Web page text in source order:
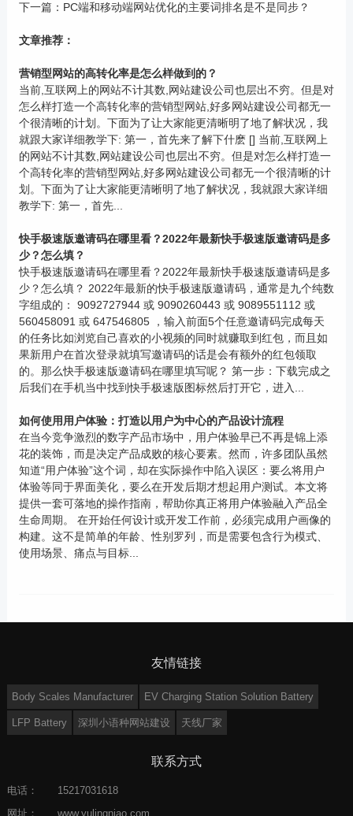
下一篇： PC端和移动端网站优化的主要词排名是不是同步？
文章推荐：
营销型网站的高转化率是怎么样做到的？
当前,互联网上的网站不计其数,网站建设公司也层出不穷。但是对
怎么样打造一个高转化率的营销型网站,好多网站建设公司都无一
个很清晰的计划。下面为了让大家能更清晰明了地了解状况，我
就跟大家详细教学下: 第一，首先来了解下什麽 [] 当前,互联网上
的网站不计其数,网站建设公司也层出不穷。但是对怎么样打造一
个高转化率的营销型网站,好多网站建设公司都无一个很清晰的计
划。下面为了让大家能更清晰明了地了解状况，我就跟大家详细
教学下: 第一，首先...
快手极速版邀请码在哪里看？2022年最新快手极速版邀请码是多
少？怎么填？
快手极速版邀请码在哪里看？2022年最新快手极速版邀请码是多
少？怎么填？ 2022年最新的快手极速版邀请码，通常是九个纯数
字组成的： 9092727944 或 9090260443 或 9089551112 或
560458091 或 647546805 ，输入前面5个任意邀请码完成每天
的任务比如浏览自己喜欢的小视频的同时就赚取到红包，而且如
果新用户在首次登录就填写邀请码的话是会有额外的红包领取
的。那么快手极速版邀请码在哪里填写呢？ 第一步：下载完成之
后我们在手机当中找到快手极速版图标然后打开它，进入...
如何使用用户体验：打造以用户为中心的产品设计流程
在当今竞争激烈的数字产品市场中，用户体验早已不再是锦上添
花的装饰，而是决定产品成败的核心要素。然而，许多团队虽然
知道“用户体验”这个词，却在实际操作中陷入误区：要么将用户
体验等同于界面美化，要么在开发后期才想起用户测试。本文将
提供一套可落地的操作指南，帮助你真正将用户体验融入产品全
生命周期。 在开始任何设计或开发工作前，必须完成用户画像的
构建。这不是简单的年龄、性别罗列，而是需要包含行为模式、
使用场景、痛点与目标...
友情链接
Body Scales Manufacturer EV Charging Station Solution Battery
LFP Battery 深圳小语种网站建设 天线厂家
联系方式
电话：
15217031618
网址：
www.yulingniao.com